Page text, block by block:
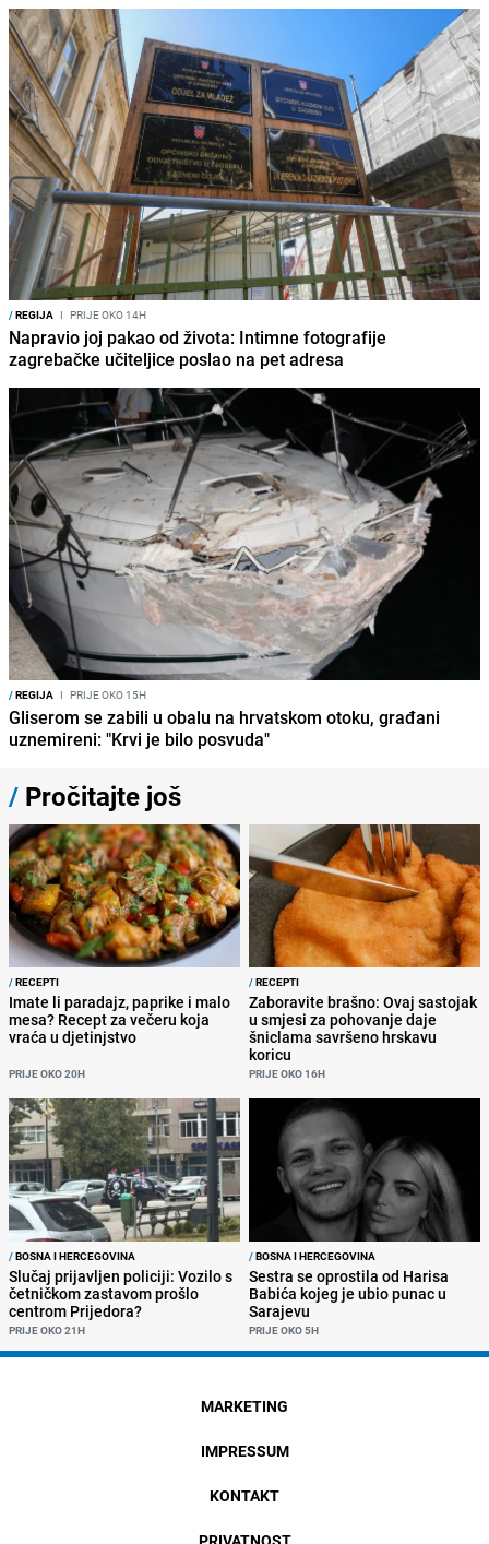
/REGIJA I PRIJE OKO 14H
Napravio joj pakao od života: Intimne fotografije
zagrebačke učiteljice poslao na pet adresa
/REGIJA I PRIJE OKO 15H
Gliserom se zabili u obalu na hrvatskom otoku, građani
uznemireni: "Krvi je bilo posvuda"
/ Pročitajte još
/RECEPTI
Imate li paradajz, paprike i malo
mesa? Recept za večeru koja
vraća u djetinjstvo
PRIJE OKO 20H
/RECEPTI
Zaboravite brašno: Ovaj sastojak
u smjesi za pohovanje daje
šniclama savršeno hrskavu
koricu
PRIJE OKO 16H
/BOSNA I HERCEGOVINA
Slučaj prijavljen policiji: Vozilo s
četničkom zastavom prošlo
centrom Prijedora?
PRIJE OKO 21H
/BOSNA I HERCEGOVINA
Sestra se oprostila od Harisa
Babića kojeg je ubio punac u
Sarajevu
PRIJE OKO 5H
MARKETING
IMPRESSUM
KONTAKT